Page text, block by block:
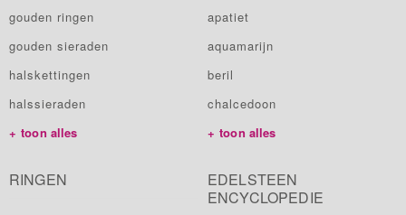
gouden ringen
gouden sieraden
halskettingen
halssieraden
toon alles
apatiet
aquamarijn
beril
chalcedoon
toon alles
RINGEN
EDELSTEEN
ENCYCLOPEDIE